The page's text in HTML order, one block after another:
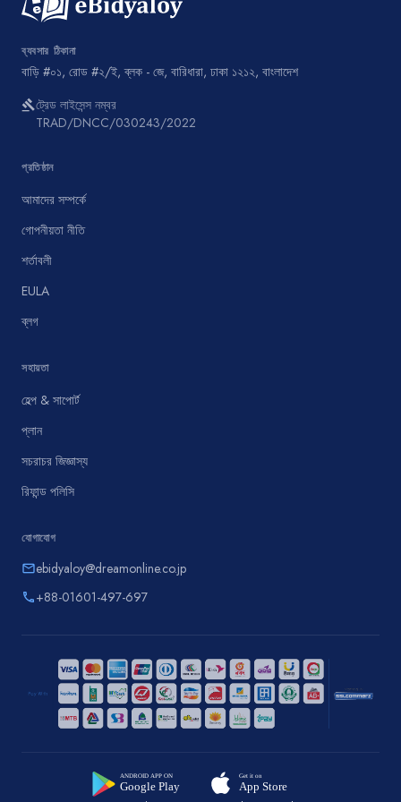
ব্যবসার ঠিকানা
বাড়ি #০১, রোড #২/ই, ব্লক - জে, বারিধারা, ঢাকা ১২১২, বাংলাদেশ
gavelট্রেড লাইসেন্স নম্বর
TRAD/DNCC/030243/2022
প্রতিষ্ঠান
আমাদের সম্পর্কে
গোপনীয়তা নীতি
শর্তাবলী
EULA
ব্লগ
সহায়তা
হেল্প & সাপোর্ট
প্লান
সচরাচর জিজ্ঞাস্য
রিফান্ড পলিসি
যোগাযোগ
emailebidyaloy@dreamonline.co.jp
phone+88-01601-497-697